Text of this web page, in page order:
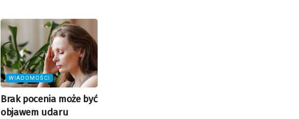
WIADOMOŚCI
Brak pocenia może być
objawem udaru